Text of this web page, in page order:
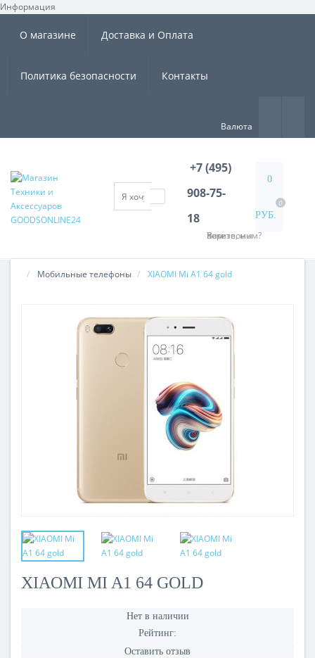
Информация ×
О магазине Доставка и Оплата
Политика безопасности Контакты
Валюта
+7 (495)
908-75-
18
Хотите, мы Вам перезвоним?
0
РУБ.
0
Мобильные телефоны XIAOMI Mi A1 64 gold
XIAOMI MI A1 64 GOLD
Нет в наличии
Рейтинг:
Оставить отзыв